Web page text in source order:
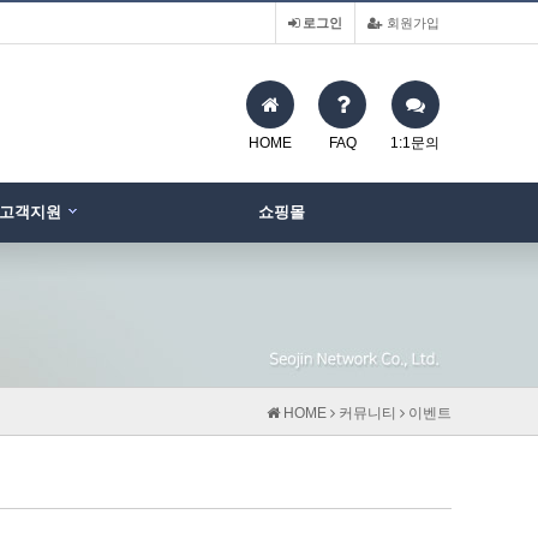
회원가입
로그인
HOME FAQ 1:1문의
고객지원
쇼핑몰
HOME 커뮤니티 이벤트